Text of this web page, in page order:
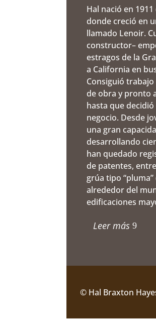
Hal nació en
donde creció en
llamado Lenoir.
constructor–
estragos de la
a California en
Consiguió
de obra y pronto
hasta que
negocio. Desde
una gran
desarrollando
han quedado
de patentes,
grúa tipo
alrededor del
edificaciones
Leer más
© Hal Braxton